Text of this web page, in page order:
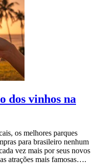
dos vinhos na
os melhores parques
para brasileiro nenhum
vez mais por seus novos
atrações mais famosas….